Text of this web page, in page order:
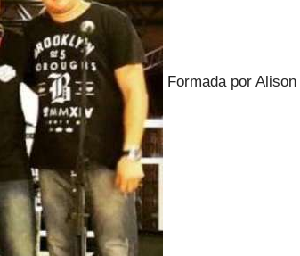
Formada por Alison